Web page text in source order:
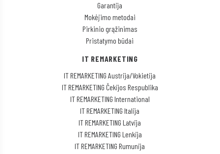
Garantija
Mokėjimo metodai
Pirkinio grąžinimas
Pristatymo būdai
IT REMARKETING
IT REMARKETING Austrija/Vokietija
IT REMARKETING Čekijos Respublika
IT REMARKETING International
IT REMARKETING Italija
IT REMARKETING Latvija
IT REMARKETING Lenkija
IT REMARKETING Rumunija